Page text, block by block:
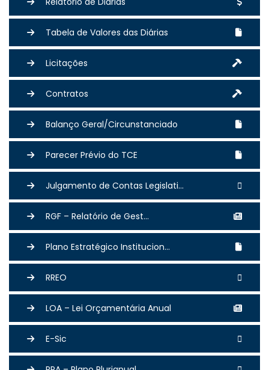
Tabela de Valores das Diárias
Licitações
Contratos
Balanço Geral/Circunstanciado
Parecer Prévio do TCE
Julgamento de Contas Legislati...
RGF – Relatório de Gest...
Plano Estratégico Institucion...
RREO
LOA – Lei Orçamentária Anual
E-Sic